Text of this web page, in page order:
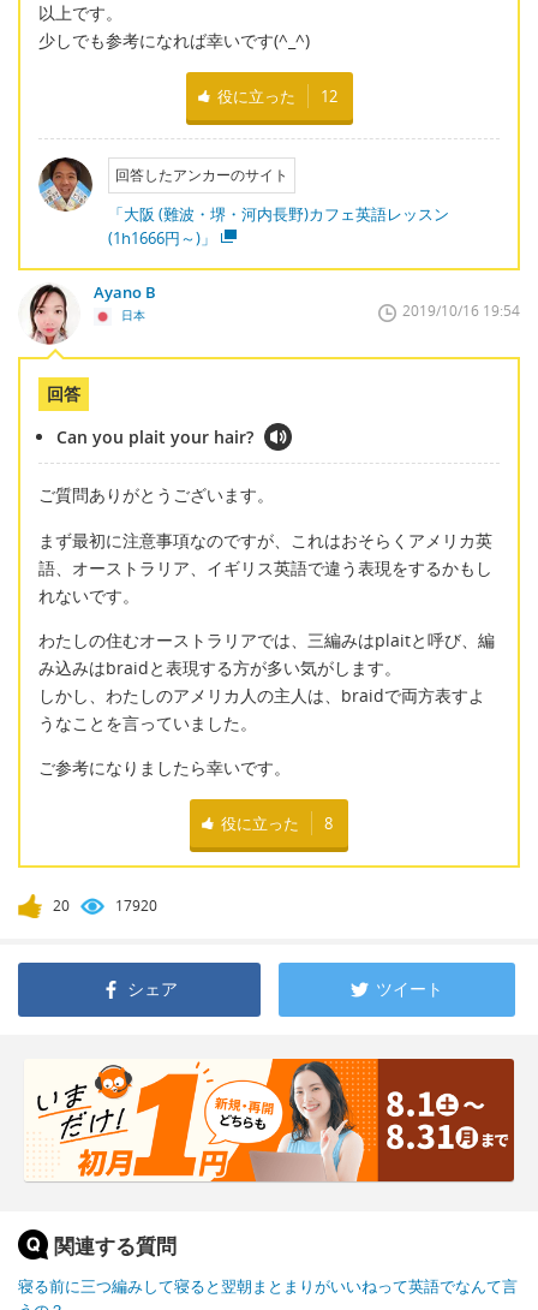
以上です。
少しでも参考になれば幸いです(^_^)
役に立った 12
回答したアンカーのサイト
「大阪 (難波・堺・河内長野)カフェ英語レッスン
(1h1666円～)」
Ayano B
日本 2019/10/16 19:54
回答
Can you plait your hair?
ご質問ありがとうございます。
まず最初に注意事項なのですが、これはおそらくアメリカ英
語、オーストラリア、イギリス英語で違う表現をするかもし
れないです。
わたしの住むオーストラリアでは、三編みはplaitと呼び、編
み込みはbraidと表現する方が多い気がします。
しかし、わたしのアメリカ人の主人は、braidで両方表すよ
うなことを言っていました。
ご参考になりましたら幸いです。
役に立った 8
20 17920
シェア ツイート
関連する質問
寝る前に三つ編みして寝ると翌朝まとまりがいいねって英語でなんて言